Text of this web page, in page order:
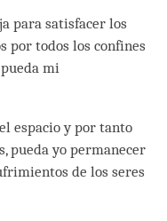
para satisfacer los
por todos los confines
mi
espacio y por tanto
pueda yo permanecer
de los seres